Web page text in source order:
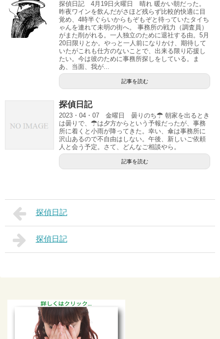
探偵日記 4月19日火曜日 晴れ 暖かい朝だった。
昨夜ワインを飲んだがさほど残らず比較的快適に目
覚め、4時半ぐらいからもぞもぞと待っていたタイち
ゃんを連れて未明の街へ。 事務所の戦力（調査員）
がまた削がれる。一人独立のために退社する由。5月
20日限りとか。やっと一人前になりかけ、期待して
いたがこれも仕方のないことで、出来る限り応援し
たい。今は彼のために事務所探しをしている。ま
あ、当面、我が...
記事を読む
探偵日記
2023・04・07 金曜日 曇りのち☂ 朝家を出るとき
は曇りで、☂は夕方からという予報だったが、事務
所に着くと小雨が降ってきた。幸い、傘は事務所に
沢山あるので不自由はしない。午後、新しいご依頼
人と会う予定。さて、どんなご相談やら。
記事を読む
探偵日記
探偵日記